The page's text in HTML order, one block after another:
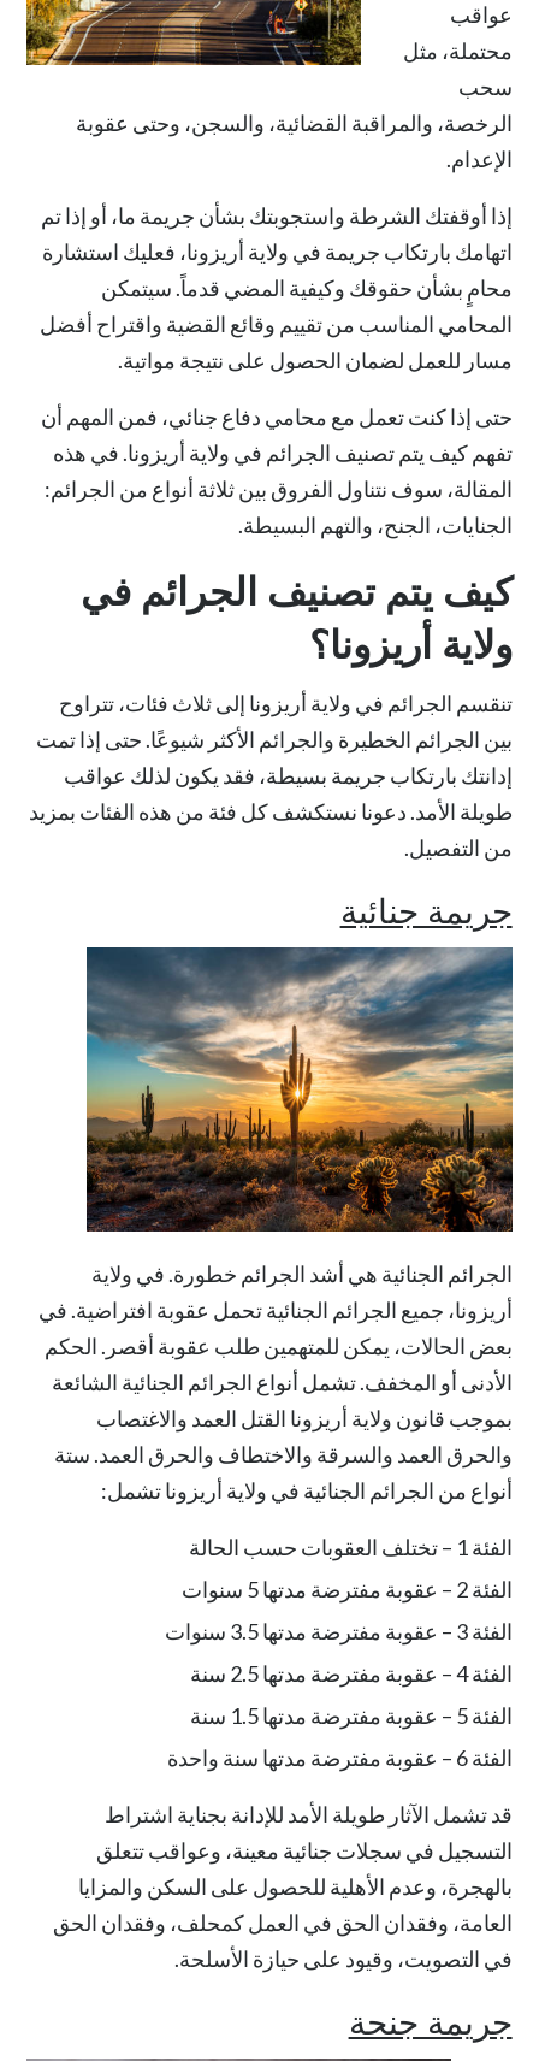
عواقب
محتملة، مثل
سحب
الرخصة، والمراقبة القضائية، والسجن، وحتى عقوبة
الإعدام.
إذا أوقفتك الشرطة واستجوبتك بشأن جريمة ما، أو إذا تم
اتهامك بارتكاب جريمة في ولاية أريزونا، فعليك استشارة
محامٍ بشأن حقوقك وكيفية المضي قدماً. سيتمكن
المحامي المناسب من تقييم وقائع القضية واقتراح أفضل
مسار للعمل لضمان الحصول على نتيجة مواتية.
حتى إذا كنت تعمل مع محامي دفاع جنائي، فمن المهم أن
تفهم كيف يتم تصنيف الجرائم في ولاية أريزونا. في هذه
المقالة، سوف نتناول الفروق بين ثلاثة أنواع من الجرائم:
الجنايات، الجنح، والتهم البسيطة.
كيف يتم تصنيف الجرائم في
ولاية أريزونا؟
تنقسم الجرائم في ولاية أريزونا إلى ثلاث فئات، تتراوح
بين الجرائم الخطيرة والجرائم الأكثر شيوعًا. حتى إذا تمت
إدانتك بارتكاب جريمة بسيطة، فقد يكون لذلك عواقب
طويلة الأمد. دعونا نستكشف كل فئة من هذه الفئات بمزيد
من التفصيل.
جريمة جنائية
الجرائم الجنائية هي أشد الجرائم خطورة. في ولاية
أريزونا، جميع الجرائم الجنائية تحمل عقوبة افتراضية. في
بعض الحالات، يمكن للمتهمين طلب عقوبة أقصر. الحكم
الأدنى أو المخفف. تشمل أنواع الجرائم الجنائية الشائعة
بموجب قانون ولاية أريزونا القتل العمد والاغتصاب
والحرق العمد والسرقة والاختطاف والحرق العمد. ستة
أنواع من الجرائم الجنائية في ولاية أريزوناتشمل:
الفئة 1 – تختلف العقوبات حسب الحالة
الفئة 2 – عقوبة مفترضة مدتها 5 سنوات
الفئة 3 – عقوبة مفترضة مدتها 3.5 سنوات
الفئة 4 – عقوبة مفترضة مدتها 2.5 سنة
الفئة 5 – عقوبة مفترضة مدتها 1.5 سنة
الفئة 6 – عقوبة مفترضة مدتها سنة واحدة
قد تشمل الآثار طويلة الأمد للإدانة بجناية اشتراط
التسجيل في سجلات جنائية معينة، وعواقب تتعلق
بالهجرة، وعدم الأهلية للحصول على السكن والمزايا
العامة، وفقدان الحق في العمل كمحلف، وفقدان الحق
في التصويت، وقيود على حيازة الأسلحة.
جريمة جنحة